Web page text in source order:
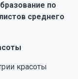
по
среднего
красоты